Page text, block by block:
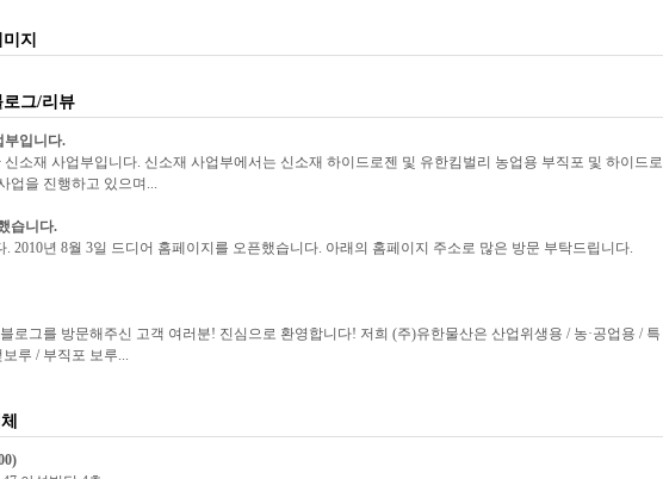
지
그/리뷰
입니다.
소재 사업부입니다. 신소재 사업부에서는 신소재 하이드로젠 및 유한킴벌리 농업용 부직포 및 하이드로
업을 진행하고 있으며...
습니다.
2010년 8월 3일 드디어 홈페이지를 오픈했습니다. 아래의 홈페이지 주소로 많은 방문 부탁드립니다.
로그를 방문해주신 고객 여러분! 진심으로 환영합니다! 저희 (주)유한물산은 산업위생용 / 농·공업용 / 특
루 / 부직포 보루...